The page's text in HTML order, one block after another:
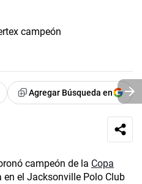
Agregar Búsqueda en
campeón de la Copa
en el Jacksonville­ Polo Club